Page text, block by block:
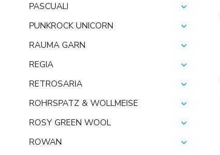
PASCUALI
PUNKROCK UNICORN
RAUMA GARN
REGIA
RETROSARIA
ROHRSPATZ & WOLLMEISE
ROSY GREEN WOOL
ROWAN